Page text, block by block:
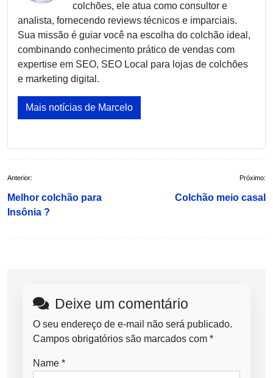
colchões, ele atua como consultor e
analista, fornecendo reviews técnicos e imparciais.
Sua missão é guiar você na escolha do colchão ideal,
combinando conhecimento prático de vendas com
expertise em SEO, SEO Local para lojas de colchões
e marketing digital.
Mais notícias de Marcelo
Navegação
de
Post
Anterior:
Melhor colchão para
Insônia ?
Próximo:
Colchão meio casal
Deixe um comentário
O seu endereço de e-mail não será publicado.
Campos obrigatórios são marcados com *
Name *